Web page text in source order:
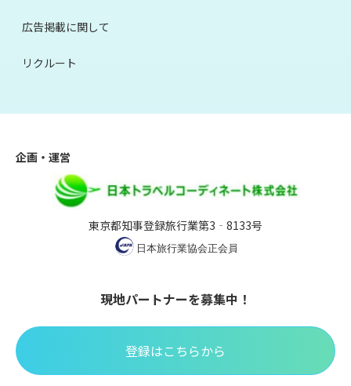
広告掲載に関して
リクルート
企画・運営
東京都知事登録旅行業第3‐8133号
現地パートナーを募集中！
登録はこちらから